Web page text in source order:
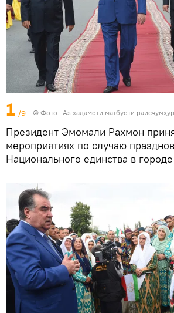
1 /9 © Фото : Аз хадамоти матбуоти раисҷумҳур
Президент Эмомали Рахмон
мероприятиях по случаю
Национального единства в